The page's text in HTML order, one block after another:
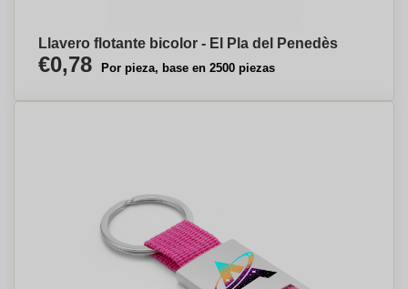
Llavero flotante bicolor - El Pla del Penedès
€0,78 Por pieza, base en 2500 piezas